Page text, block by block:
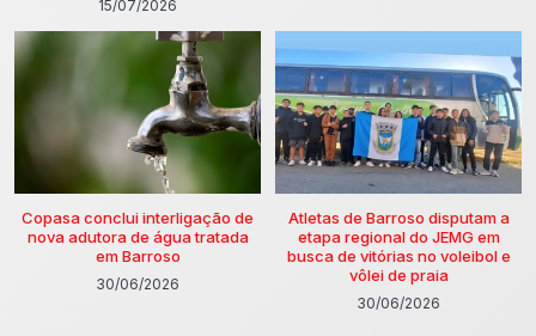
15/07/2026
Copasa conclui interligação de
nova adutora de água tratada
em Barroso
30/06/2026
Atletas de Barroso disputam a
etapa regional do JEMG em
busca de vitórias no voleibol e
vôlei de praia
30/06/2026